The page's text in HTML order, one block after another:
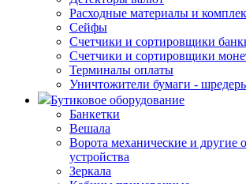
Расходные материалы и
Сейфы
Счетчики и сортировщики
Счетчики и сортировщики
Терминалы оплаты
Уничтожители бумаги -
Бутиковое оборудование
Банкетки
Вешала
Ворота механические и другие
устройства
Зеркала